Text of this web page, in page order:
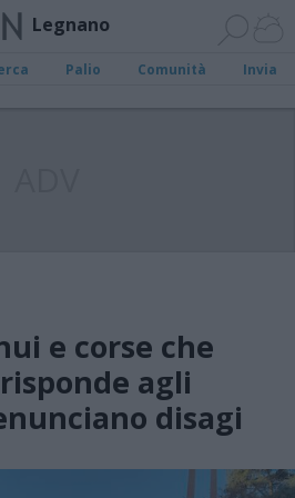
Legnano
Palio Comunità Invia
e corse che
agli
disagi